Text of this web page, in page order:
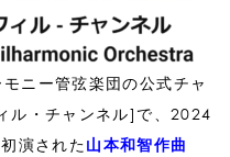
ニー管弦楽団の公式チャ
ル・チャンネル]で、2024
演された山本和智作曲